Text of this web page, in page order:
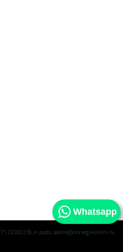
Whatsapp
22582236, e-pasts: salons@norvegukamini.lv,